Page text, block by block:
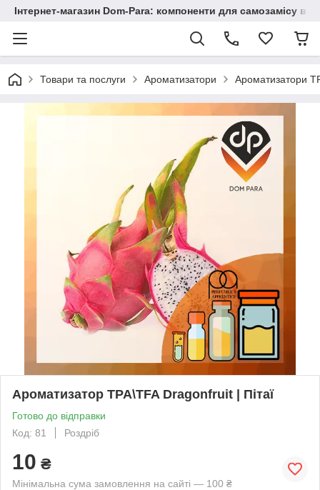
Інтернет-магазин Dom-Para: компоненти для самозамісу
Товари та послуги Ароматизатори Ароматизатори
Ароматизатор TPA\TFA Dragonfruit | Пітаї
Готово до відправки
Код: 81
Роздріб
10 ₴
Мінімальна сума замовлення на сайті — 100 ₴